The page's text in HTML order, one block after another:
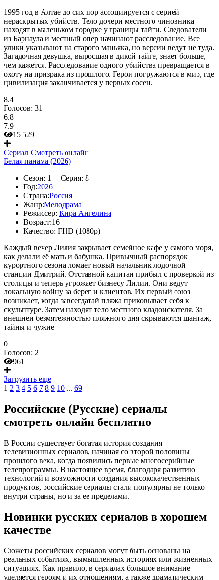
1995 год в Алтае до сих пор ассоциируется с серией
нераскрытых убийств. Тело дочери местного чиновника
находят в маленьком городке у границы тайги. Следователи
из Барнаула и местный опер начинают расследование. Все
улики указывают на старого маньяка, но версии ведут не туда.
Загадочная девушка, выросшая в дикой тайге, знает больше,
чем кажется. Расследование одного убийства превращается в
охоту на призрака из прошлого. Герои погружаются в мир, где
цивилизация заканчивается у первых сосен.
8.4
Голосов: 31
6.8
7.9
15 529
Сериал Смотреть онлайн
Белая панама (2026)
Сезон: 1 | Серия: 8
Год:2026
Страна:Россия
Жанр:Мелодрама
Режиссер: Кира Ангелина
Возраст:16+
Качество: FHD (1080p)
Каждый вечер Лилия закрывает семейное кафе у самого моря,
как делали её мать и бабушка. Привычный распорядок
курортного сезона ломает новый начальник лодочной
станции Дмитрий. Отставной капитан прибыл с проверкой из
столицы и теперь угрожает бизнесу Лилии. Они ведут
локальную войну за берег и клиентов. Их первый союз
возникает, когда завсегдатай пляжа приковывает себя к
скульптуре. Затем находят тело местного кладоискателя. За
внешней безмятежностью пляжного дня скрываются шантаж,
тайны и чужие
0
Голосов: 2
961
Загрузить еще
1 2 3 4 5 6 7 8 9 10 ... 69
Российские (Русские) сериалы
смотреть онлайн бесплатно
В России существует богатая история создания
телевизионных сериалов, начиная со второй половины
прошлого века, когда появились первые многосерийные
телепрограммы. В настоящее время, благодаря развитию
технологий и возможности создания высококачественных
продуктов, российские сериалы стали популярны не только
внутри страны, но и за ее пределами.
Новинки русских сериалов в хорошем
качестве
Сюжеты российских сериалов могут быть основаны на
реальных событиях, вымышленных историях или жизненных
ситуациях. Как правило, в сериалах большое внимание
уделяется героям и их отношениям, а также драматическим